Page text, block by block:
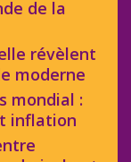
de la
révèlent
moderne
mondial :
inflation